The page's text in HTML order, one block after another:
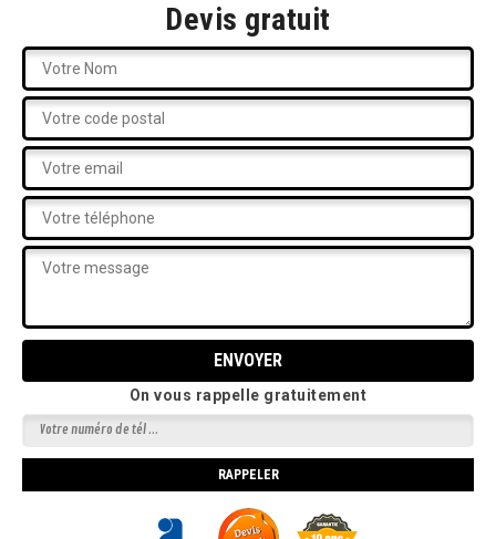
Devis gratuit
On vous rappelle gratuitement